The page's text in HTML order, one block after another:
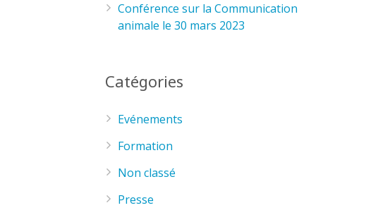
Conférence sur la Communication
animale le 30 mars 2023
Catégories
Evénements
Formation
Non classé
Presse